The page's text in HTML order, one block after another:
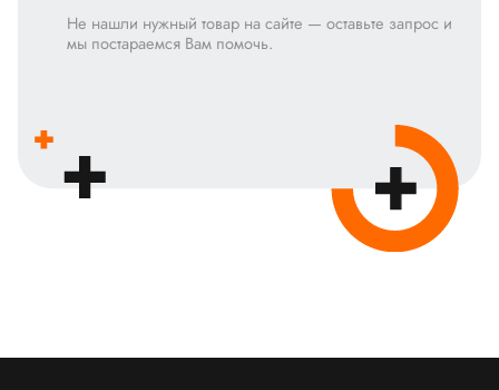
Не нашли нужный товар на сайте — оставьте запрос и
мы постараемся Вам помочь.